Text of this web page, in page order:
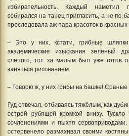
избирательность. Каждый наметил
собирался на танец пригласить, а не по
преследовала аж пара красоток в
– Это у них, кстати, грибные
академические изыскания зелёный
слепого, тот за малым был уже готов
заняться рисованием.
– Говорю ж, у них грибы на башке!
Гуд отвечал, отбиваясь тяжёлым, как
острой рубящей кромкой внизу. Тускло
сочленениями и пыхтя
остервенело размахивал своими